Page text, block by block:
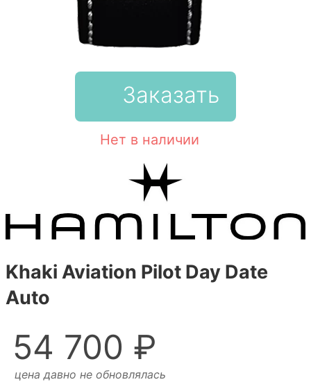
Заказать
Нет в наличии
Khaki Aviation Pilot Day Date
Auto
54 700 ₽
цена давно не обновлялась